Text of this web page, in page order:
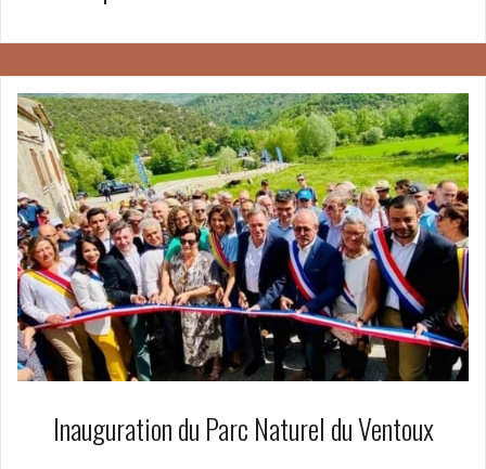
Inauguration du Parc Naturel du Ventoux